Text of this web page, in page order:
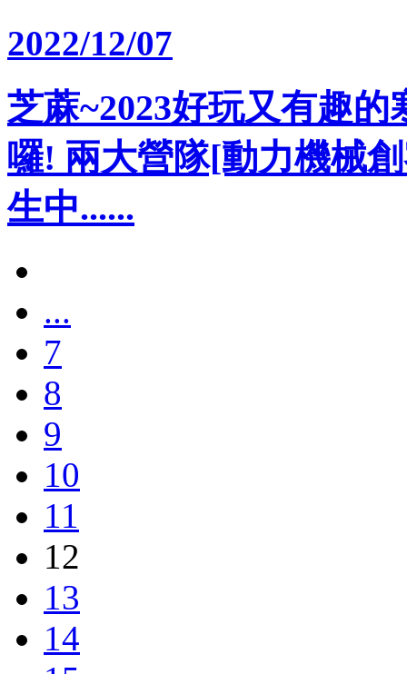
2022/12/07
芝蔴~2023好玩又有趣
囉! 兩大營隊[動力機械
生中......
...
7
8
9
10
11
12
13
14